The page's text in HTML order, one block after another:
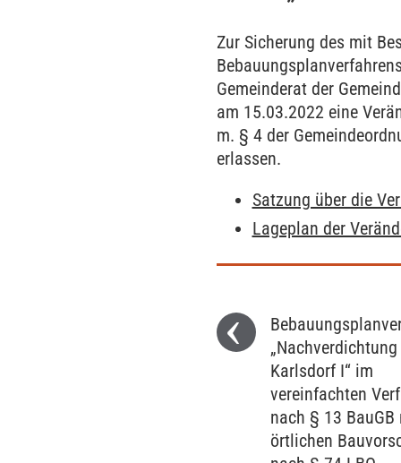
Zur Sicherung des mit
Gemeinderat der
am 15.03.2022 eine
m. § 4 der
erlassen.
Satzung über die
Lageplan der
„Nachverdichtung
Karlsdorf I“ im
vereinfachten
nach § 13 BauGB
örtlichen